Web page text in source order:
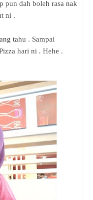
pun dah boleh rasa nak
ni .
tahu . Sampai
hari ni . Hehe .